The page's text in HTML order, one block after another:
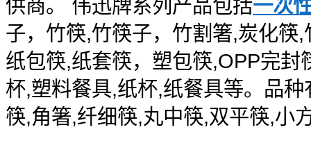
供商。 伟迅牌系列产品包括一次
子，竹筷,竹筷子，竹割箸,炭化筷
纸包筷,纸套筷，塑包筷,OPP完封
杯,塑料餐具,纸杯,纸餐具等。品种
筷,角箸,纤细筷,丸中筷,双平筷,小